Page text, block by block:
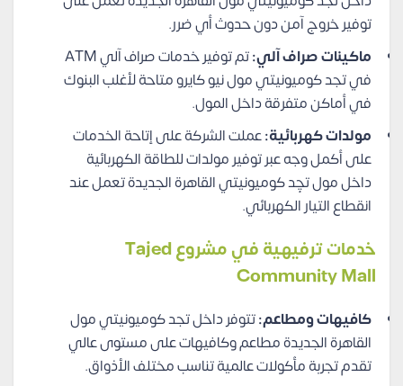
توفير خروج آمن دون حدوث أي ضرر.
ماكينات صراف آلي:
تم توفير خدمات صراف آلي ATM
في تجد كوميونيتي مول نيو كايرو متاحة لأغلب البنوك
في أماكن متفرقة داخل المول.
مولدات كهربائية:عملت الشركة على إتاحة الخدمات
على أكمل وجه عبر توفير مولدات للطاقة الكهربائية
داخل مول تچِد كوميونيتي القاهرة الجديدة تعمل عند
انقطاع التيار الكهربائي.
خدمات ترفيهية في مشروع Tajed
Community Mall
كافيهات ومطاعم:تتوفر داخل تجد كوميونيتي مول
القاهرة الجديدة مطاعم وكافيهات على مستوى عالي
تقدم تجربة مأكولات عالمية تناسب مختلف الأذواق.